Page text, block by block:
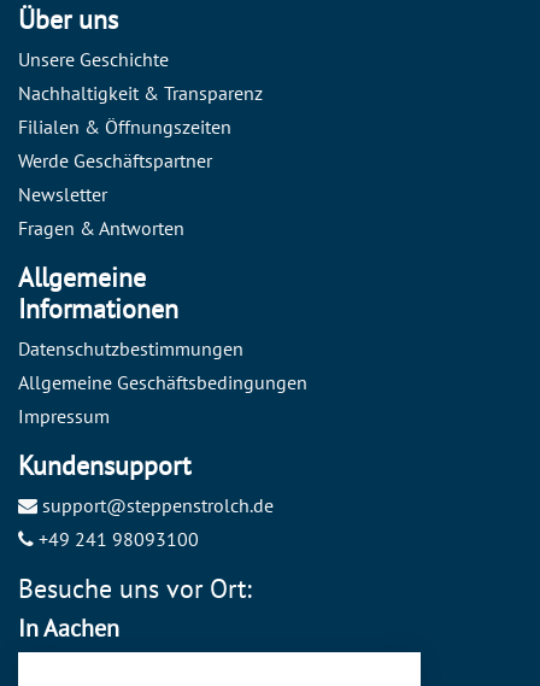
Besuche uns vor Ort:
In Aachen
Über uns
Unsere Geschichte
Nachhaltigkeit & Transparenz
Filialen & Öffnungszeiten
Werde Geschäftspartner
Newsletter
Fragen & Antworten
Allgemeine
Informationen
Datenschutzbestimmungen
Allgemeine Geschäftsbedingungen
Impressum
Kundensupport
support@steppenstrolch.de
+49 241 98093100